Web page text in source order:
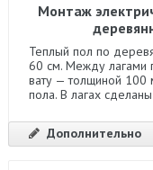
Монтаж
Теплый пол по
60 см. Между лагами
вату — толщиной 100
пола. В лагах
Дополнительно